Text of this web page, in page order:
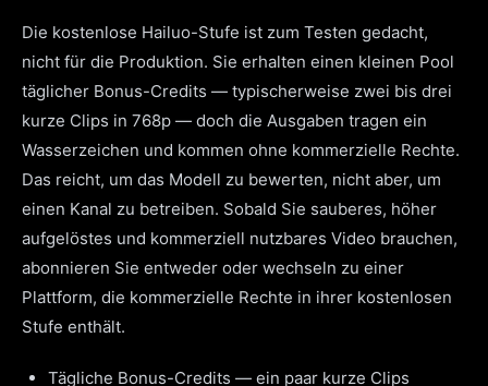
Die kostenlose Hailuo-Stufe ist zum Testen gedacht,
nicht für die Produktion. Sie erhalten einen kleinen Pool
täglicher Bonus-Credits — typischerweise zwei bis drei
kurze Clips in 768p — doch die Ausgaben tragen ein
Wasserzeichen und kommen ohne kommerzielle Rechte.
Das reicht, um das Modell zu bewerten, nicht aber, um
einen Kanal zu betreiben. Sobald Sie sauberes, höher
aufgelöstes und kommerziell nutzbares Video brauchen,
abonnieren Sie entweder oder wechseln zu einer
Plattform, die kommerzielle Rechte in ihrer kostenlosen
Stufe enthält.
Tägliche Bonus-Credits — ein paar kurze Clips